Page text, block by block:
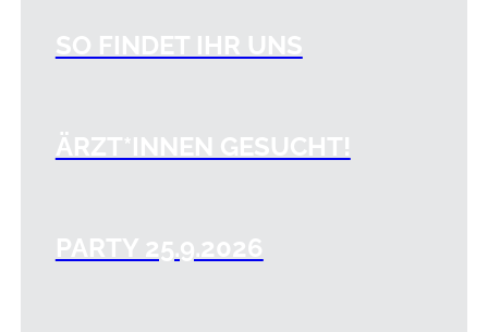
SO FINDET IHR UNS
ÄRZT*INNEN GESUCHT!
PARTY 25.9.2026